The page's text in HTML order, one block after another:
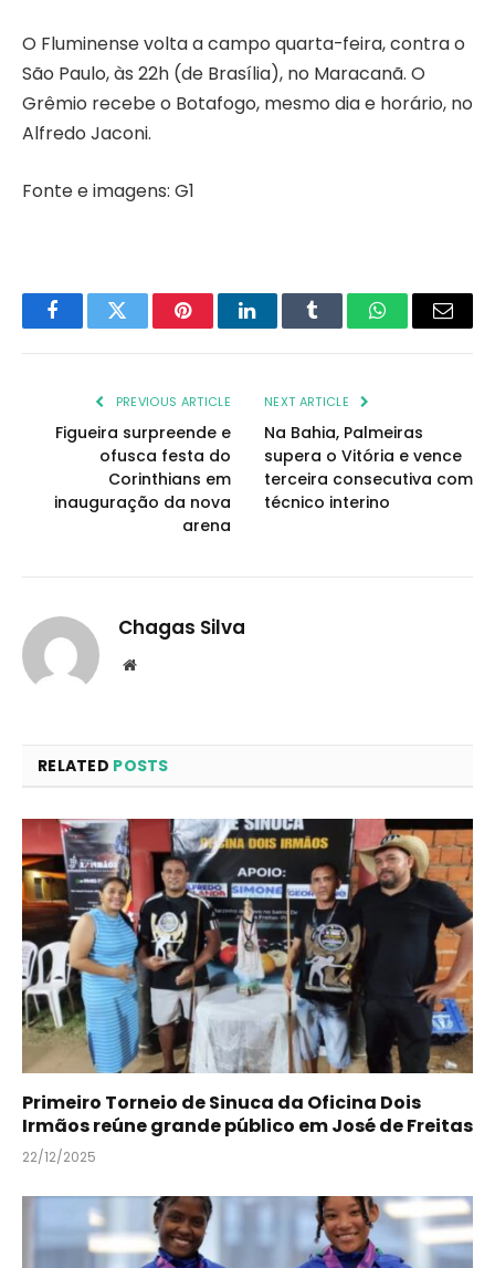
O Fluminense volta a campo quarta-feira, contra o
São Paulo, às 22h (de Brasília), no Maracanã. O
Grêmio recebe o Botafogo, mesmo dia e horário, no
Alfredo Jaconi.
Fonte e imagens: G1
FacebookTwitter PinterestLinkedInTumblr WhatsAppEmail
PREVIOUS ARTICLE
Figueira surpreende e
ofusca festa do
Corinthians em
inauguração da nova
arena
NEXT ARTICLE
Na Bahia, Palmeiras
supera o Vitória e vence
terceira consecutiva com
técnico interino
Chagas Silva
Website
RELATED POSTS
Primeiro Torneio de Sinuca da Oficina Dois
Irmãos reúne grande público em José de Freitas
22/12/2025